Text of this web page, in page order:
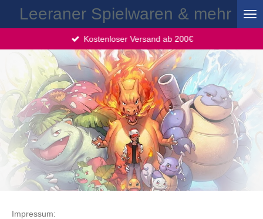
Leeraner Spielwaren & mehr
Kostenloser Versand ab 200€
Impressum: